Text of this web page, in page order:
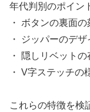
年代判別のポイン
・ ボタンの裏面の
・ ジッパーのデザ
・ 隠しリベットの
・ V字ステッチの
これらの特徴を検